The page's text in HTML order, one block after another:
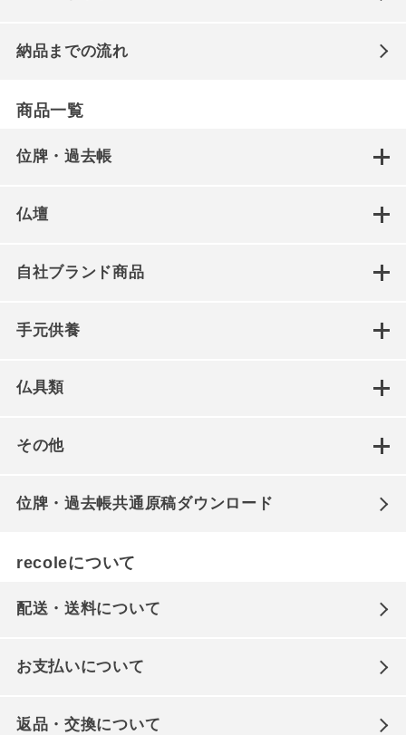
納品までの流れ
商品一覧
位牌・過去帳
仏壇
自社ブランド商品
手元供養
仏具類
その他
位牌・過去帳共通原稿ダウンロード
recoleについて
配送・送料について
お支払いについて
返品・交換について